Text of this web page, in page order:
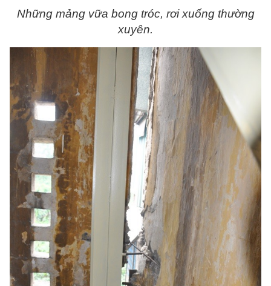
Những mảng vữa bong tróc, rơi xuống thường
xuyên.